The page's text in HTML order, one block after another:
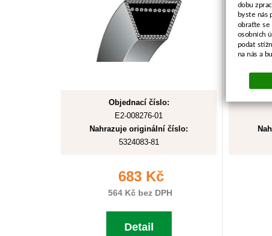
Objednací číslo:
E2-008276-01
Nahrazuje originální číslo:
5324083-81
683 Kč
564 Kč bez DPH
Detail
dobu
byste nás
obraťte se
osobních
podat
na nás a